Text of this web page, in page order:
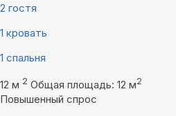
2 гостя
1 кровать
1 спальня
12 м 2 Общая площадь: 12 м2
Повышенный спрос